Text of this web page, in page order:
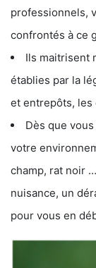
professionnels,
confrontés à ce
Ils maitrisent
établies par la
et entrepôts, les
Dès que
votre
champ, rat noir
nuisance, un
pour vous en